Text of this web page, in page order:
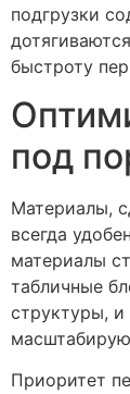
подгрузки
быстроту
под
Материалы,
всегда
материалы
табличные
структуры, и
Приоритет